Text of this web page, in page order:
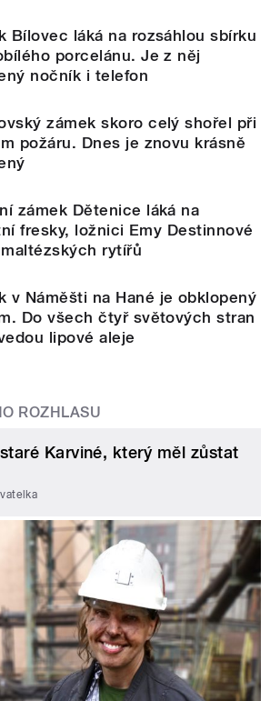
Bílovec láká na rozsáhlou sbírku
porcelánu. Je z něj
nočník i telefon
zámek skoro celý shořel při
požáru. Dnes je znovu krásně
zámek Dětenice láká na
fresky, ložnici Emy Destinnové
rytířů
v Náměšti na Hané je obklopený
Do všech čtyř světových stran
lipové aleje
ROZHLASU
Karviné, který měl zůstat